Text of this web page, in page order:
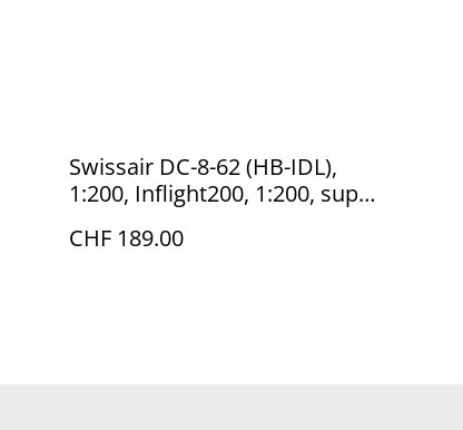
Swissair DC-8-62 (HB-IDL),
1:200, Inflight200, 1:200, super
CHF 189.00